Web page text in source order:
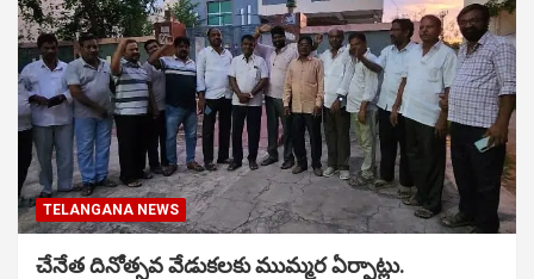
TELANGANA NEWS
చేనేత దినోత్సవ వేడుకలకు ముమ్మర ఏర్పాట్లు.